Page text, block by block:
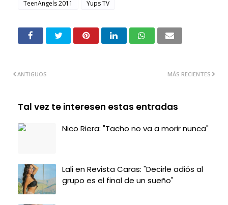
TeenAngels 2011
Yups TV
MÁS RECIENTES
ANTIGUOS
Tal vez te interesen estas entradas
Nico Riera: "Tacho no va a morir nunca"
Lali en Revista Caras: "Decirle adiós al
grupo es el final de un sueño"